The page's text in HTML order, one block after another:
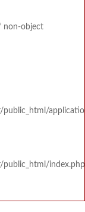
non-object
public_html/index.php